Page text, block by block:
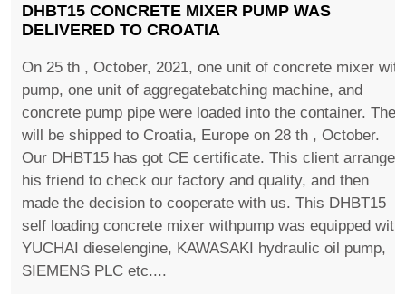
DHBT15 CONCRETE MIXER PUMP WAS
DELIVERED TO CROATIA
On 25 th , October, 2021, one unit of concrete mixer with
pump, one unit of aggregatebatching machine, and
concrete pump pipe were loaded into the container. They
will be shipped to Croatia, Europe on 28 th , October.
Our DHBT15 has got CE certificate. This client arranged
his friend to check our factory and quality, and then
made the decision to cooperate with us. This DHBT15
self loading concrete mixer withpump was equipped with
YUCHAI dieselengine, KAWASAKI hydraulic oil pump,
SIEMENS PLC etc....